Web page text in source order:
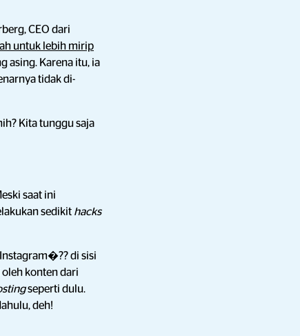
CEO dari
untuk lebih mirip
asing. Karena itu, ia
tidak di-
Kita tunggu saja
saat ini
sedikit hacks
di sisi
konten dari
seperti dulu.
deh!